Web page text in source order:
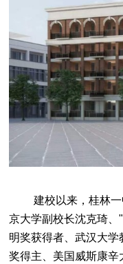
建校以来，桂林
京大学副校长沈克琦
明奖获得者、武汉大
奖得主、美国威斯康